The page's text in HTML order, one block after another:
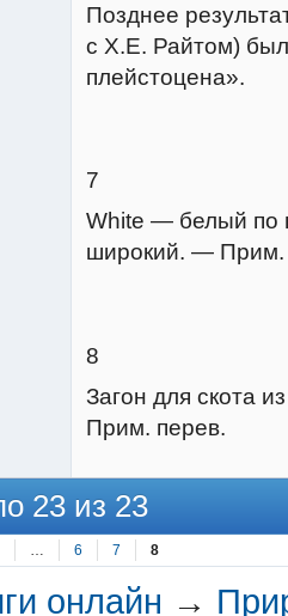
Позднее
с X.Е. Райтом)
плейстоцена».
7
White — белый по
широкий. — Прим.
8
Загон для скота
Прим. перев.
23 из 23
… 6 7 8
онлайн →